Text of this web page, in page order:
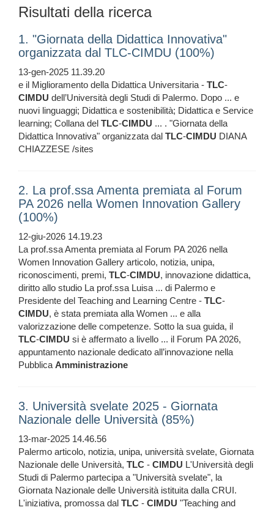
Risultati della ricerca
1. "Giornata della Didattica Innovativa"
organizzata dal TLC-CIMDU (100%)
13-gen-2025 11.39.20
e il Miglioramento della Didattica Universitaria - TLC-
CIMDU dell’Università degli Studi di Palermo. Dopo ... e
nuovi linguaggi; Didattica e sostenibilità; Didattica e Service
learning; Collana del TLC-CIMDU ... . "Giornata della
Didattica Innovativa" organizzata dal TLC-CIMDU DIANA
CHIAZZESE /sites
2. La prof.ssa Amenta premiata al Forum
PA 2026 nella Women Innovation Gallery
(100%)
12-giu-2026 14.19.23
La prof.ssa Amenta premiata al Forum PA 2026 nella
Women Innovation Gallery articolo, notizia, unipa,
riconoscimenti, premi, TLC-CIMDU, innovazione didattica,
diritto allo studio La prof.ssa Luisa ... di Palermo e
Presidente del Teaching and Learning Centre - TLC-
CIMDU, è stata premiata alla Women ... e alla
valorizzazione delle competenze. Sotto la sua guida, il
TLC-CIMDU si è affermato a livello ... il Forum PA 2026,
appuntamento nazionale dedicato all’innovazione nella
PubblicaAmministrazione
3. Università svelate 2025 - Giornata
Nazionale delle Università (85%)
13-mar-2025 14.46.56
Palermo articolo, notizia, unipa, università svelate, Giornata
Nazionale delle Università, TLC - CIMDU L'Università degli
Studi di Palermo partecipa a "Università svelate", la
Giornata Nazionale delle Università istituita dalla CRUI.
L'iniziativa, promossa dal TLC - CIMDU "Teaching and